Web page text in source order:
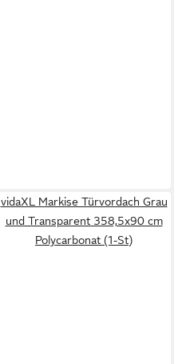
vidaXL Markise Türvordach Grau
und Transparent 358,5x90 cm
Polycarbonat (1-St)